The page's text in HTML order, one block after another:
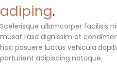
adiping.
Scelerisque ullamcorper facilisis
musat rasd dignissim at
hac posuere luctus vehicula
parturient adipiscing natoque.